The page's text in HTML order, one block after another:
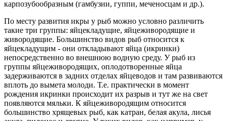
карпозубообразным (гамбузии, гуппи, меченосцам и др.).
По месту развития икры у рыб можно условно различить
такие три группы: яйцекладущие, яйцеживородящие и
живородящие. Большинство видов рыб относится к
яйцекладущим - они откладывают яйца (икринки)
непосредственно во внешнюю водную среду. У рыб из
группы яйцеживородящих, оплодотворенные яйца
задерживаются в задних отделах яйцеводов и там развиваются
вплоть до вымета молоди. Т.е. практически в момент
рождения икринки происходит их разрыв и тут же на свет
появляются мяльки. К яйцеживородящим относится
большинство хрящевых рыб, как катран, белая акула, лисья